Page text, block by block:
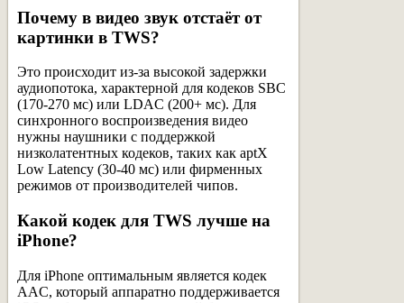
Почему в видео звук отстаёт от
картинки в TWS?
Это происходит из-за высокой задержки
аудиопотока, характерной для кодеков SBC
(170-270 мс) или LDAC (200+ мс). Для
синхронного воспроизведения видео
нужны наушники с поддержкой
низколатентных кодеков, таких как aptX
Low Latency (30-40 мс) или фирменных
режимов от производителей чипов.
Какой кодек для TWS лучше на
iPhone?
Для iPhone оптимальным является кодек
AAC, который аппаратно поддерживается